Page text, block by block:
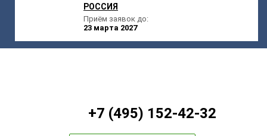
РОССИЯ
Приём заявок до:
23 марта 2027
+7 (495) 152-42-32